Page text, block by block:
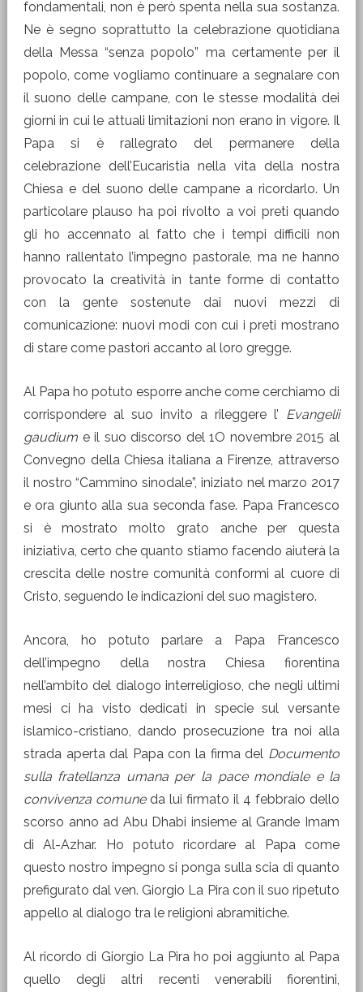
fondamentali, non è però spenta nella sua sostanza.
Ne è segno soprattutto la celebrazione quotidiana
della Messa “senza popolo” ma certamente per il
popolo, come vogliamo continuare a segnalare con
il suono delle campane, con le stesse modalità dei
giorni in cui le attuali limitazioni non erano in vigore. Il
Papa si è rallegrato del permanere della
celebrazione dell’Eucaristia nella vita della nostra
Chiesa e del suono delle campane a ricordarlo. Un
particolare plauso ha poi rivolto a voi preti quando
gli ho accennato al fatto che i tempi difficili non
hanno rallentato l’impegno pastorale, ma ne hanno
provocato la creatività in tante forme di contatto
con la gente sostenute dai nuovi mezzi di
comunicazione: nuovi modi con cui i preti mostrano
di stare come pastori accanto al loro gregge.
Al Papa ho potuto esporre anche come cerchiamo di
corrispondere al suo invito a rileggere l’ Evangelii
gaudium e il suo discorso del 1O novembre 2015 al
Convegno della Chiesa italiana a Firenze, attraverso
il nostro “Cammino sinodale”, iniziato nel marzo 2017
e ora giunto alla sua seconda fase. Papa Francesco
si è mostrato molto grato anche per questa
iniziativa, certo che quanto stiamo facendo aiuterà la
crescita delle nostre comunità conformi al cuore di
Cristo, seguendo le indicazioni del suo magistero.
Ancora, ho potuto parlare a Papa Francesco
dell’impegno della nostra Chiesa fiorentina
nell’ambito del dialogo interreligioso, che negli ultimi
mesi ci ha visto dedicati in specie sul versante
islamico-cristiano, dando prosecuzione tra noi alla
strada aperta dal Papa con la firma del Documento
sulla fratellanza umana per la pace mondiale e la
convivenza comune da lui firmato il 4 febbraio dello
scorso anno ad Abu Dhabi insieme al Grande Imam
di Al-Azhar. Ho potuto ricordare al Papa come
questo nostro impegno si ponga sulla scia di quanto
prefigurato dal ven. Giorgio La Pira con il suo ripetuto
appello al dialogo tra le religioni abramitiche.
Al ricordo di Giorgio La Pira ho poi aggiunto al Papa
quello degli altri recenti venerabili fiorentini,